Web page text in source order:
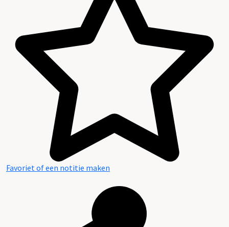
Favoriet of een notitie maken